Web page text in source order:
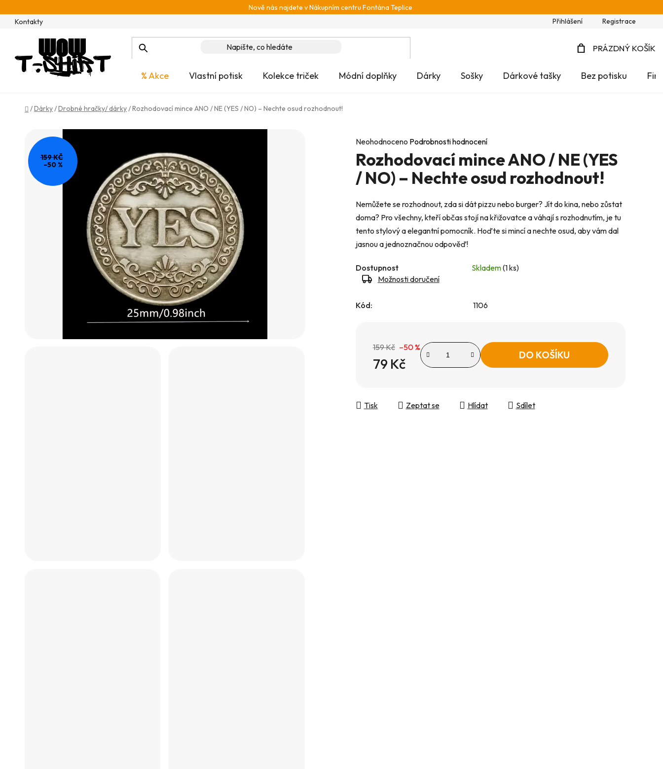
na
obsah
Nově nás najdete v Nákupním centru Fontána Teplice
Kontakty
Přihlášení Registrace
PRÁZDNÝ KOŠÍK
% Akce Vlastní potisk Kolekce triček Módní doplňky Dárky Sošky Dárkové tašky Bez potisku
Domů
/Dárky/Drobné hračky/ dárky/Rozhodovací mince ANO / NE (YES / NO) – Nechte osud rozhodnout!
Průměrné
hodnocení
produktu
je
z
5
hvězdiček.
Neohodnoceno Podrobnosti hodnocení
Rozhodovací mince ANO / NE (YES
/ NO) – Nechte osud rozhodnout!
Nemůžete se rozhodnout, zda si dát pizzu nebo burger? Jít do kina, nebo zůstat
doma? Pro všechny, kteří občas stojí na křižovatce a váhají s rozhodnutím, je tu
tento stylový a elegantní pomocník. Hoďte si mincí a nechte osud, aby vám dal
jasnou a jednoznačnou odpověď!
Dostupnost Skladem(1 ks)
Možnosti doručení
Kód: 1106
159 Kč –50 %
79 Kč
DO KOŠÍKU
Tisk Zeptat se Hlídat Sdílet
159 KČ
–50 %